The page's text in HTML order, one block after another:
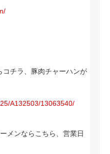
チラ、豚肉チャーハンが
A132503/13063540/
メンならこちら、営業日